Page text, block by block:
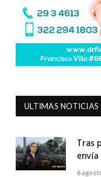
ULTIMAS NOTICIAS
Tras
6